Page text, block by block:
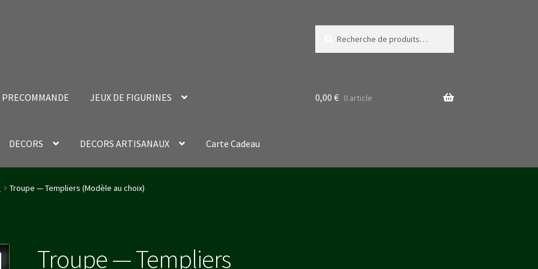
PRECOMMANDE JEUX DE FIGURINES
DECORS DECORS ARTISANAUX Carte Cadeau
Success Page Validation de la commande
0,00 € 0 article
Troupe — Templiers (Modèle au choix)
Troupe — Templiers